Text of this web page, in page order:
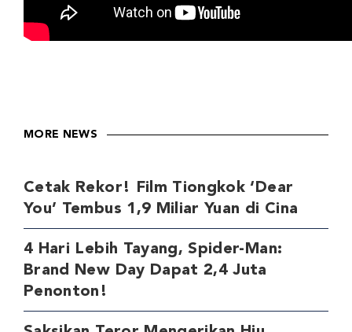
MORE NEWS
Cetak Rekor! Film Tiongkok ‘Dear
You’ Tembus 1,9 Miliar Yuan di Cina
4 Hari Lebih Tayang, Spider-Man:
Brand New Day Dapat 2,4 Juta
Penonton!